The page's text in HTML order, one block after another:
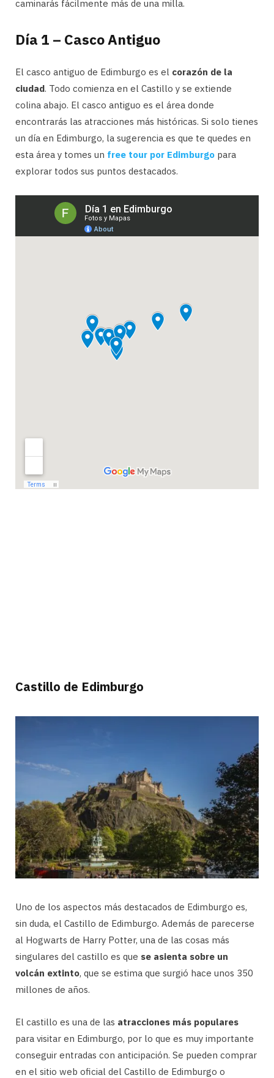
caminarás fácilmente más de una milla.
Día 1 – Casco Antiguo
El casco antiguo de Edimburgo es el corazón de la
ciudad. Todo comienza en el Castillo y se extiende
colina abajo. El casco antiguo es el área donde
encontrarás las atracciones más históricas. Si solo tienes
un día en Edimburgo, la sugerencia es que te quedes en
esta área y tomes un free tour por Edimburgo para
explorar todos sus puntos destacados.
Castillo de Edimburgo
Uno de los aspectos más destacados de Edimburgo es,
sin duda, el Castillo de Edimburgo. Además de parecerse
al Hogwarts de Harry Potter, una de las cosas más
singulares del castillo es que se asienta sobre un
volcán extinto, que se estima que surgió hace unos 350
millones de años.
El castillo es una de las atracciones más populares
para visitar en Edimburgo, por lo que es muy importante
conseguir entradas con anticipación. Se pueden comprar
en el sitio web oficial del Castillo de Edimburgo o